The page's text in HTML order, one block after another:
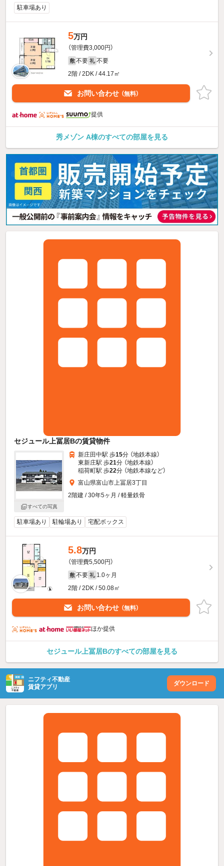
駐車場あり
5万円
（管理費3,000円）
敷 不要 礼 不要
2階 / 2DK / 44.17㎡
お問い合わせ （無料）
提供
秀メゾン A棟のすべての部屋を見る
セジュール上冨居Bの賃貸物件
すべての写真
新庄田中駅 歩15分 （地鉄本線）
東新庄駅 歩21分 （地鉄本線）
稲荷町駅 歩22分 （地鉄本線など）
富山県富山市上冨居3丁目
2階建 / 30年5ヶ月 / 軽量鉄骨
駐車場あり 駐輪場あり 宅配ボックス
5.8万円
（管理費5,500円）
敷 不要 礼 1.0ヶ月
2階 / 2DK / 50.08㎡
お問い合わせ （無料）
ほか提供
セジュール上冨居Bのすべての部屋を見る
ニフティ不動産
賃貸アプリ
ダウンロード